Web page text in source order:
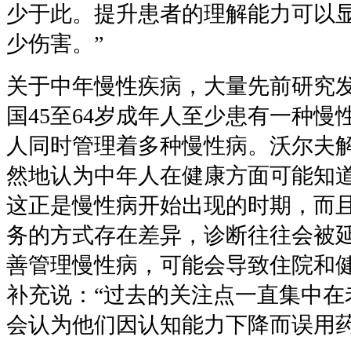
少于此。提升患者的理解能力可以
少伤害。 ”
关于中年慢性疾病，大量先前研究
国45至64岁成年人至少患有一种慢
人同时管理着多种慢性病。沃尔夫
然地认为中年人在健康方面可能知
这正是慢性病开始出现的时期，而
务的方式存在差异，诊断往往会被
善管理慢性病，可能会导致住院和
补充说： “过去的关注点一直集中
会认为他们因认知能力下降而误用